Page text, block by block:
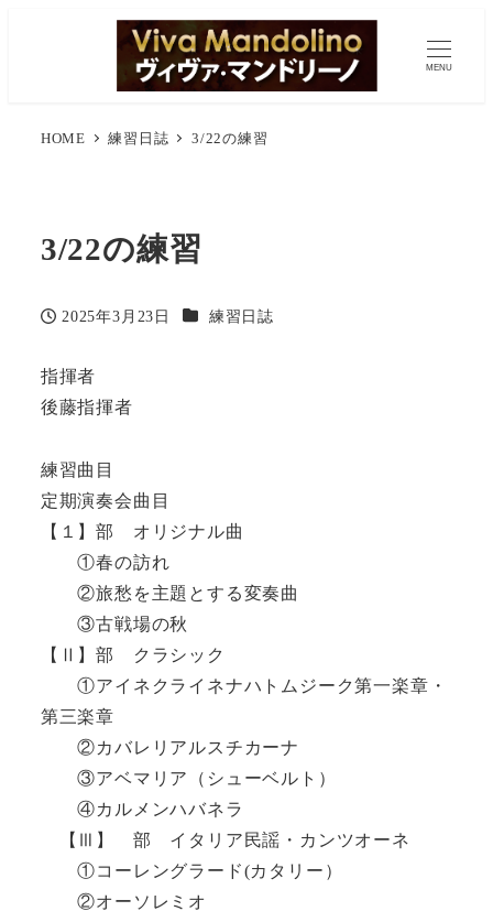
MENU
HOME 練習日誌 3/22の練習
3/22の練習
投稿日
2025年3月23日 カテゴリー
練習日誌
指揮者
後藤指揮者
練習曲目
定期演奏会曲目
【１】部 オリジナル曲
①春の訪れ
②旅愁を主題とする変奏曲
③古戦場の秋
【Ⅱ】部 クラシック
①アイネクライネナハトムジーク第一楽章・
第三楽章
②カバレリアルスチカーナ
③アベマリア（シューベルト）
④カルメンハバネラ
【Ⅲ】 部 イタリア民謡・カンツオーネ
①コーレングラード(カタリー）
②オーソレミオ